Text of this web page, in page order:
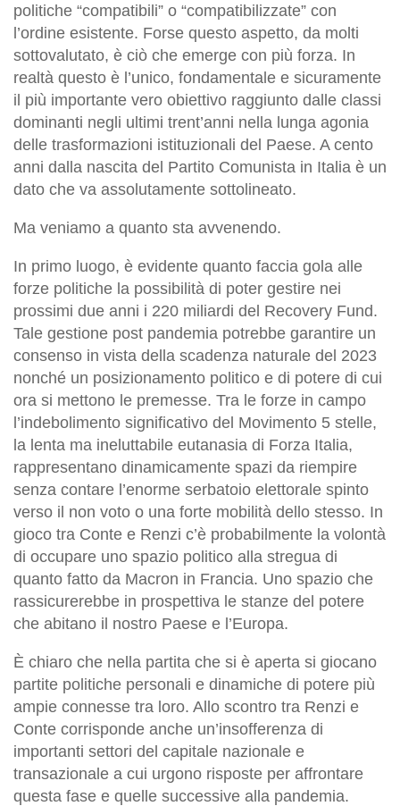
politiche “compatibili” o “compatibilizzate” con
l’ordine esistente. Forse questo aspetto, da molti
sottovalutato, è ciò che emerge con più forza. In
realtà questo è l’unico, fondamentale e sicuramente
il più importante vero obiettivo raggiunto dalle classi
dominanti negli ultimi trent’anni nella lunga agonia
delle trasformazioni istituzionali del Paese. A cento
anni dalla nascita del Partito Comunista in Italia è un
dato che va assolutamente sottolineato.
Ma veniamo a quanto sta avvenendo.
In primo luogo, è evidente quanto faccia gola alle
forze politiche la possibilità di poter gestire nei
prossimi due anni i 220 miliardi del Recovery Fund.
Tale gestione post pandemia potrebbe garantire un
consenso in vista della scadenza naturale del 2023
nonché un posizionamento politico e di potere di cui
ora si mettono le premesse. Tra le forze in campo
l’indebolimento significativo del Movimento 5 stelle,
la lenta ma ineluttabile eutanasia di Forza Italia,
rappresentano dinamicamente spazi da riempire
senza contare l’enorme serbatoio elettorale spinto
verso il non voto o una forte mobilità dello stesso. In
gioco tra Conte e Renzi c’è probabilmente la volontà
di occupare uno spazio politico alla stregua di
quanto fatto da Macron in Francia. Uno spazio che
rassicurerebbe in prospettiva le stanze del potere
che abitano il nostro Paese e l’Europa.
È chiaro che nella partita che si è aperta si giocano
partite politiche personali e dinamiche di potere più
ampie connesse tra loro. Allo scontro tra Renzi e
Conte corrisponde anche un’insofferenza di
importanti settori del capitale nazionale e
transazionale a cui urgono risposte per affrontare
questa fase e quelle successive alla pandemia.